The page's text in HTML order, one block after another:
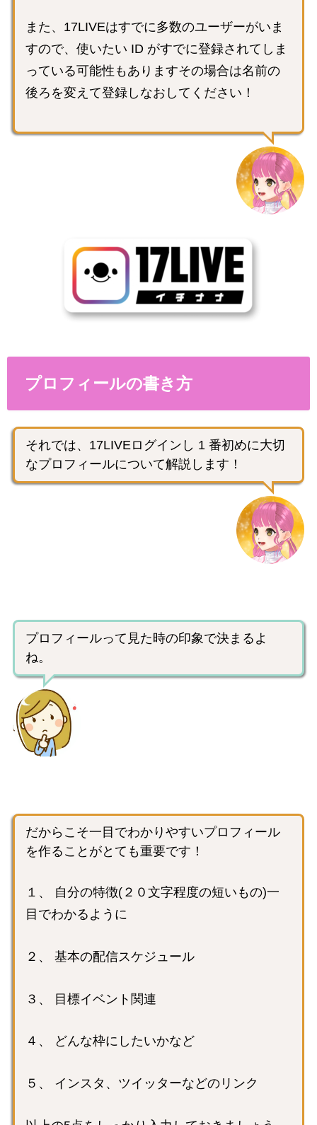
また、17LIVEはすでに多数のユーザーがいま
すので、使いたい ID がすでに登録されてしま
っている可能性もありますその場合は名前の
後ろを変えて登録しなおしてください！
プロフィールの書き方
それでは、17LIVEログインし 1 番初めに大切
なプロフィールについて解説します！
プロフィールって見た時の印象で決まるよ
ね。
だからこそ一目でわかりやすいプロフィール
を作ることがとても重要です！
１、 自分の特徴(２０文字程度の短いもの)一
目でわかるように
２、 基本の配信スケジュール
３、 目標イベント関連
４、 どんな枠にしたいかなど
５、 インスタ、ツイッターなどのリンク